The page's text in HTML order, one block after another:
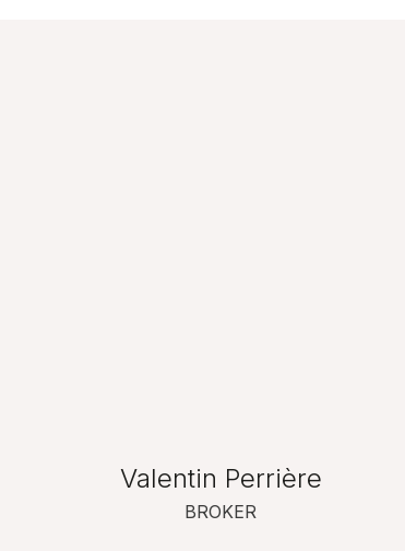
Valentin Perrière
BROKER